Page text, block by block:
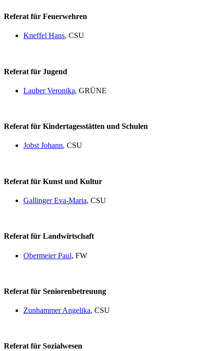
Referat für Feuerwehren
Kneffel Hans, CSU
Referat für Jugend
Lauber Veronika, GRÜNE
Referat für Kindertagesstätten und Schulen
Jobst Johann, CSU
Referat für Kunst und Kultur
Gallinger Eva-Maria, CSU
Referat für Landwirtschaft
Obermeier Paul, FW
Referat für Seniorenbetreuung
Zunhammer Angelika, CSU
Referat für Sozialwesen